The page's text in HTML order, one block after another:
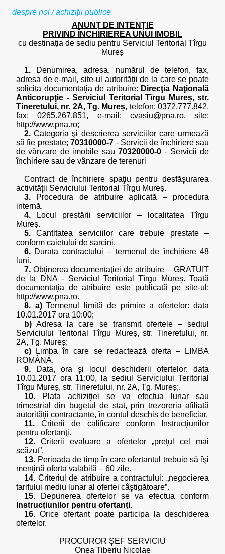
despre noi/achiziții publice
ANUNȚ DE INTENȚIE
PRIVIND ÎNCHIRIEREA UNUI IMOBIL
cu destinația de sediu pentru Serviciul Teritorial Tîrgu
Mureș
1. Denumirea, adresa, numărul de telefon, fax,
adresa de e-mail, site-ul autorităţii de la care se poate
solicita documentaţia de atribuire: Direcţia Naţională
Anticorupţie - Serviciul Teritorial Tîrgu Mureș, str.
Tineretului, nr. 2A, Tg. Mureș, telefon: 0372.777.842,
fax: 0265.267.851, e-mail: cvasiu@pna.ro, site:
http://www.pna.ro;
2. Categoria şi descrierea serviciilor care urmează
să fie prestate;70310000-7 - Servicii de închiriere sau
de vânzare de imobile sau 70320000-0- Servicii de
închiriere sau de vânzare de terenuri
Contract de închiriere spaţiu pentru desfăşurarea
activităţii Serviciului Teritorial Tîrgu Mureș.
3. Procedura de atribuire aplicată – procedura
internă.
4. Locul prestării serviciilor – localitatea Tîrgu
Mureș.
5. Cantitatea serviciilor care trebuie prestate –
conform caietului de sarcini.
6. Durata contractului – termenul de închiriere 48
luni.
7. Obţinerea documentaţiei de atribuire – GRATUIT
de la DNA - Serviciul Teritorial Tîrgu Mureș. Toată
documentaţia de atribuire este publicată pe site-ul:
http://www.pna.ro.
8. a)Termenul limită de primire a ofertelor: data
10.01.2017 ora 10:00;
b) Adresa la care se transmit ofertele – sediul
Serviciului Teritorial Tîrgu Mureș, str. Tineretului, nr.
2A, Tg. Mureș;
c) Limba în care se redactează oferta – LIMBA
ROMÂNĂ.
9. Data, ora şi locul deschiderii ofertelor: data
10.01.2017 ora 11:00, la sediul Serviciului Teritorial
Tîrgu Mureș, str. Tineretului, nr. 2A, Tg. Mureș;.
10. Plata achiziţiei se va efectua lunar sau
trimestrial din bugetul de stat, prin trezoreria afiliată
autorităţii contractante, în contul deschis de beneficiar.
11. Criterii de calificare conform Instrucţiunilor
pentru ofertanţi.
12. Criterii evaluare a ofertelor „preţul cel mai
scăzut”.
13. Perioada de timp în care ofertantul trebuie să îşi
menţină oferta valabilă – 60 zile.
14. Criteriul de atribuire a contractului: „negocierea
tarifului mediu lunar al ofertei câştigătoare”.
15. Depunerea ofertelor se va efectua conform
Instrucţiunilor pentru ofertanţi.
16. Orice ofertant poate participa la deschiderea
ofertelor.
PROCUROR ŞEF SERVICIU
Onea Tiberiu Nicolae